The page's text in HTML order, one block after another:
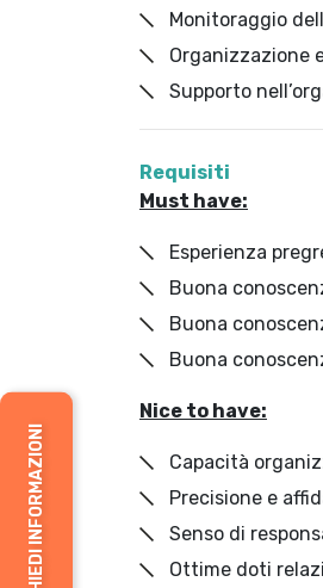
RICHIEDI INFORMAZIONI
Monitoraggio
Organizzazione
Supporto
Requisiti
Must have:
Esperienza
Buona
Buona
Buona
Nice to have:
Capacità
Precisione e
Senso di
Ottime doti